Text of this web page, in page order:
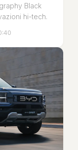
Black
hi-tech.